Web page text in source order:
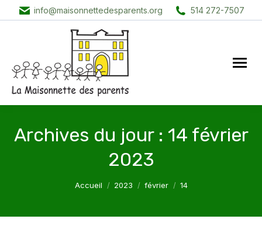
info@maisonnettedesparents.org 514 272-7507
Archives du jour : 14 février
2023
Vous êtes ici :
Accueil 2023 février 14